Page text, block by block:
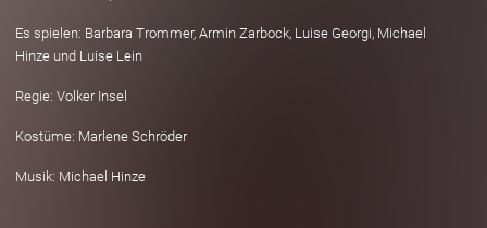
Es spielen: Barbara Trommer, Armin Zarbock, Luise Georgi, Michael
Hinze und Luise Lein
Regie: Volker Insel
Kostüme: Marlene Schröder
Musik: Michael Hinze